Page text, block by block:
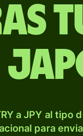
a JPY al tipo
para